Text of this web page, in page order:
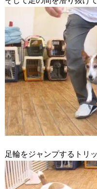
足輪をジャンプするトリ